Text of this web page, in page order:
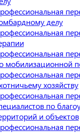
делу
мобилизационной
хозяйству
по
и объектов